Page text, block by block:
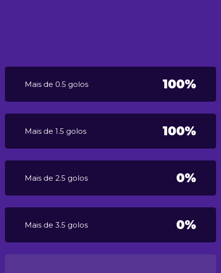
Mais de 0.5 golos 100%
Mais de 1.5 golos 100%
Mais de 2.5 golos 0%
Mais de 3.5 golos 0%